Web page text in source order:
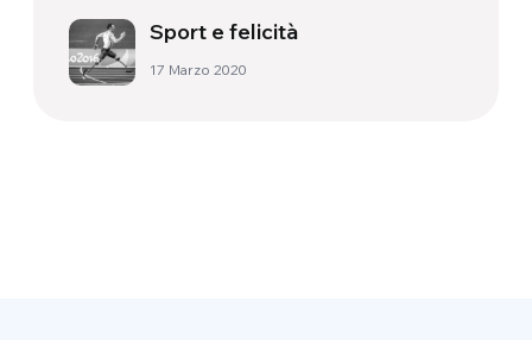
Sport e felicità
17 Marzo 2020